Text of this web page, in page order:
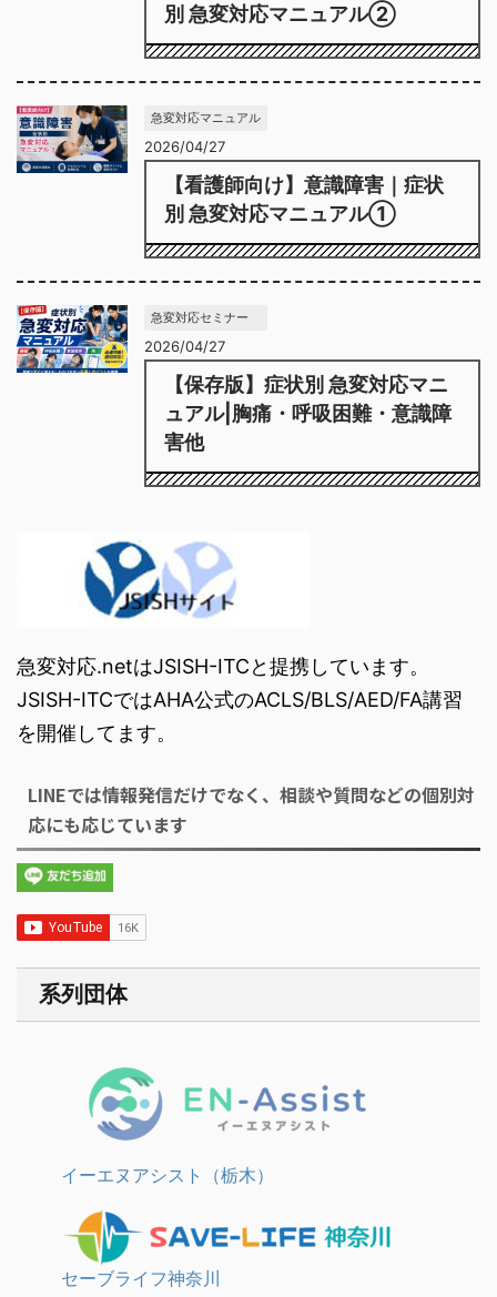
別 急変対応マニュアル②
急変対応マニュアル
2026/04/27
【看護師向け】意識障害｜症状
別 急変対応マニュアル①
急変対応セミナー
2026/04/27
【保存版】症状別 急変対応マニ
ュアル|胸痛・呼吸困難・意識障
害他
急変対応.netはJSISH-ITCと提携しています。
JSISH-ITCではAHA公式のACLS/BLS/AED/FA講習
を開催してます。
LINEでは情報発信だけでなく、相談や質問などの個別対
応にも応じています
系列団体
イーエヌアシスト（栃木）
セーブライフ神奈川